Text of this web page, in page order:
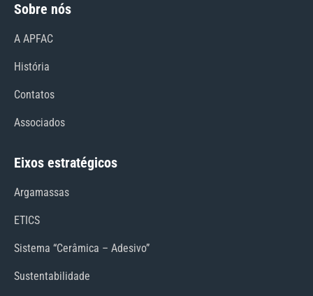
Sobre nós
A APFAC
História
Contatos
Associados
Eixos estratégicos
Argamassas
ETICS
Sistema “Cerâmica – Adesivo”
Sustentabilidade